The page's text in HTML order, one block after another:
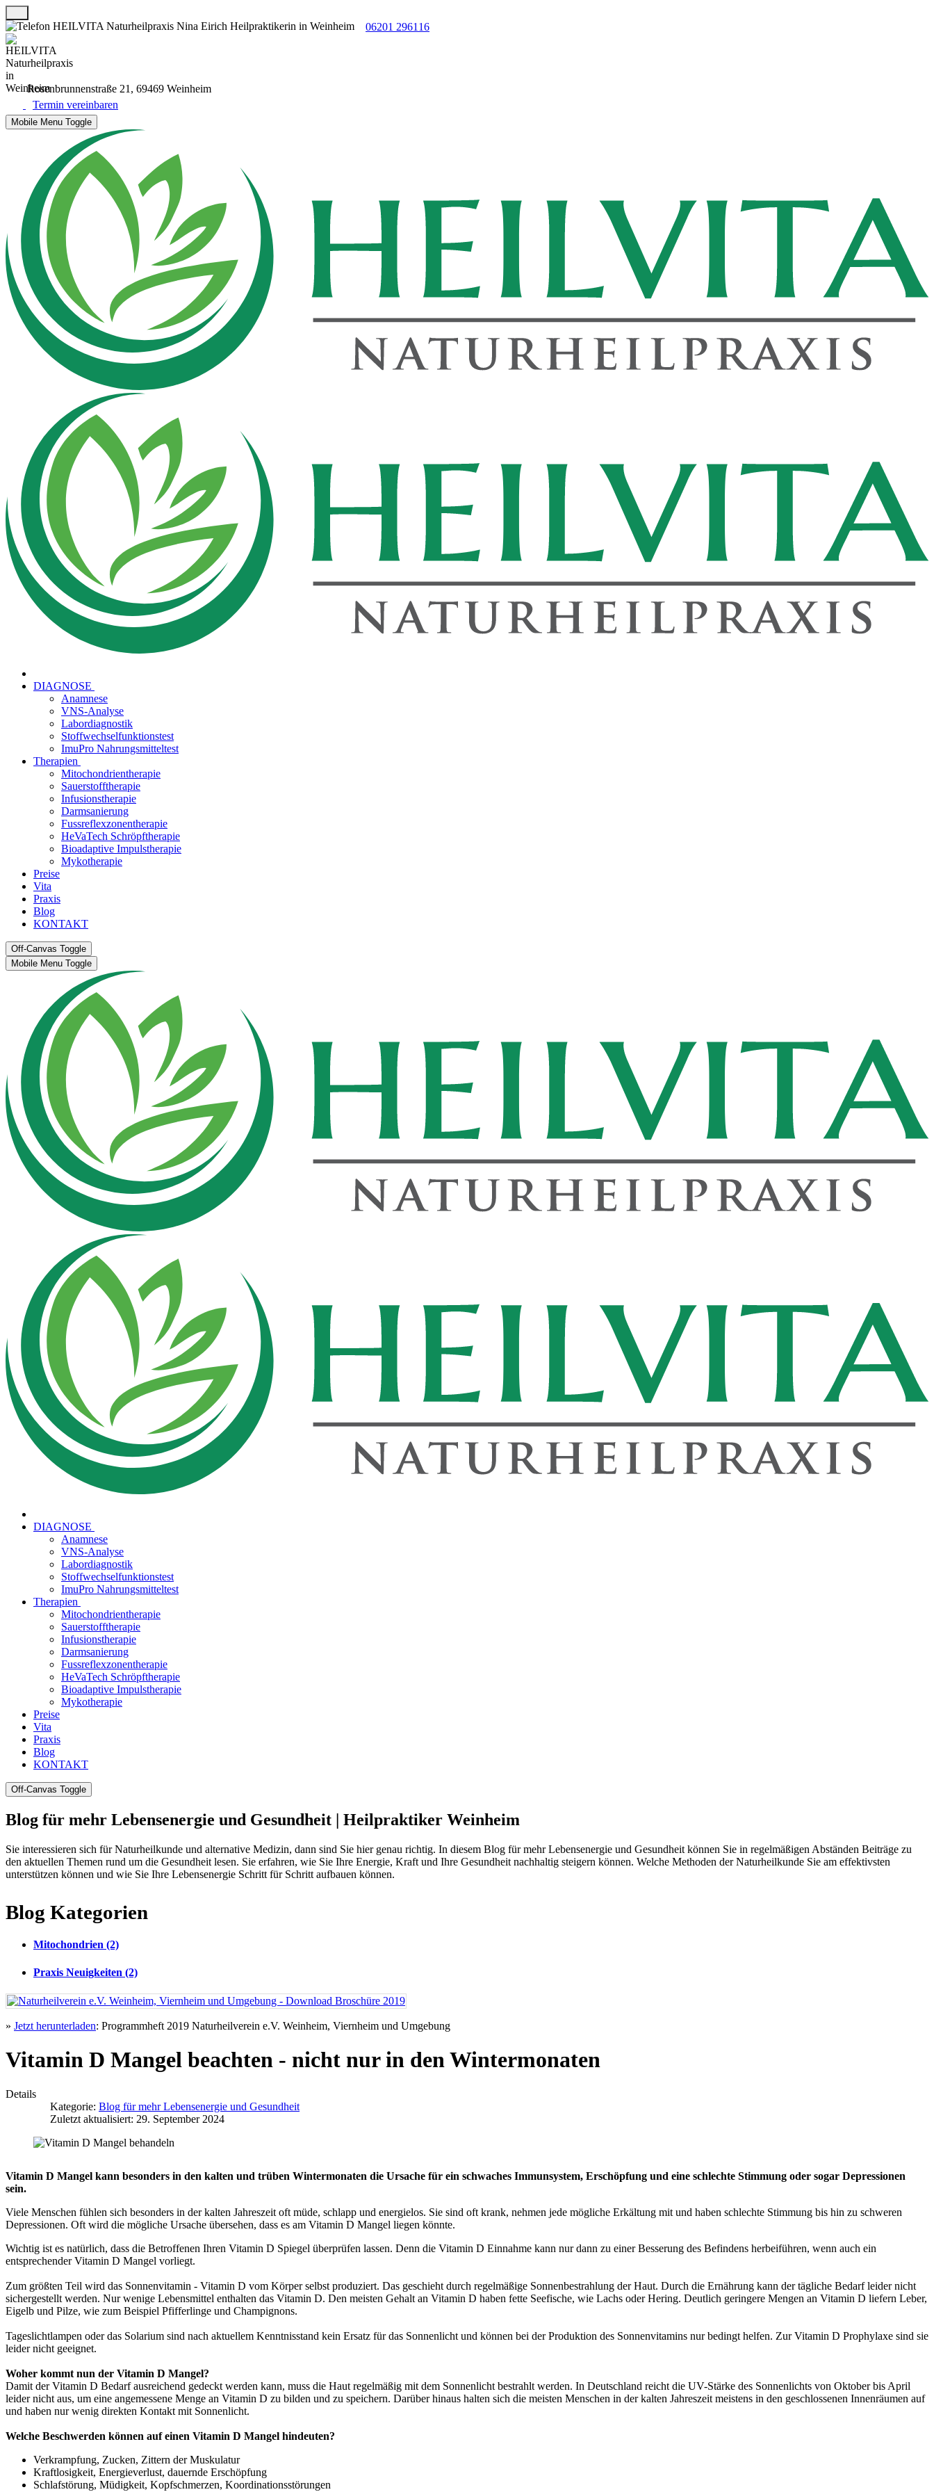
06201 296116
Rosenbrunnenstraße 21, 69469 Weinheim
Termin vereinbaren
Mobile Menu Toggle
DIAGNOSE
Anamnese
VNS-Analyse
Labordiagnostik
Stoffwechselfunktionstest
ImuPro Nahrungsmitteltest
Therapien
Mitochondrientherapie
Sauerstofftherapie
Infusionstherapie
Darmsanierung
Fussreflexzonentherapie
HeVaTech Schröpftherapie
Bioadaptive Impulstherapie
Mykotherapie
Preise
Vita
Praxis
Blog
KONTAKT
Off-Canvas Toggle
Mobile Menu Toggle
DIAGNOSE
Anamnese
VNS-Analyse
Labordiagnostik
Stoffwechselfunktionstest
ImuPro Nahrungsmitteltest
Therapien
Mitochondrientherapie
Sauerstofftherapie
Infusionstherapie
Darmsanierung
Fussreflexzonentherapie
HeVaTech Schröpftherapie
Bioadaptive Impulstherapie
Mykotherapie
Preise
Vita
Praxis
Blog
KONTAKT
Off-Canvas Toggle
Blog für mehr Lebensenergie und Gesundheit | Heilpraktiker Weinheim
Sie interessieren sich für Naturheilkunde und alternative Medizin, dann sind Sie hier genau richtig. In diesem Blog für mehr Lebensenergie und Gesundheit können Sie in regelmäßigen Abständen Beiträge zu
den aktuellen Themen rund um die Gesundheit lesen. Sie erfahren, wie Sie Ihre Energie, Kraft und Ihre Gesundheit nachhaltig steigern können. Welche Methoden der Naturheilkunde Sie am effektivsten
unterstützen können und wie Sie Ihre Lebensenergie Schritt für Schritt aufbauen können.
Blog Kategorien
Mitochondrien (2)
Praxis Neuigkeiten (2)
» Jetzt herunterladen: Programmheft 2019 Naturheilverein e.V. Weinheim, Viernheim und Umgebung
Vitamin D Mangel beachten - nicht nur in den Wintermonaten
Details
Kategorie: Blog für mehr Lebensenergie und Gesundheit
Zuletzt aktualisiert: 29. September 2024
Vitamin D Mangel kann besonders in den kalten und trüben Wintermonaten die Ursache für ein schwaches Immunsystem, Erschöpfung und eine schlechte Stimmung oder sogar Depressionen
sein.
Viele Menschen fühlen sich besonders in der kalten Jahreszeit oft müde, schlapp und energielos. Sie sind oft krank, nehmen jede mögliche Erkältung mit und haben schlechte Stimmung bis hin zu schweren
Depressionen. Oft wird die mögliche Ursache übersehen, dass es am Vitamin D Mangel liegen könnte.
Wichtig ist es natürlich, dass die Betroffenen Ihren Vitamin D Spiegel überprüfen lassen. Denn die Vitamin D Einnahme kann nur dann zu einer Besserung des Befindens herbeiführen, wenn auch ein
entsprechender Vitamin D Mangel vorliegt.
Zum größten Teil wird das Sonnenvitamin - Vitamin D vom Körper selbst produziert. Das geschieht durch regelmäßige Sonnenbestrahlung der Haut. Durch die Ernährung kann der tägliche Bedarf leider nicht
sichergestellt werden. Nur wenige Lebensmittel enthalten das Vitamin D. Den meisten Gehalt an Vitamin D haben fette Seefische, wie Lachs oder Hering. Deutlich geringere Mengen an Vitamin D liefern Leber,
Eigelb und Pilze, wie zum Beispiel Pfifferlinge und Champignons.
Tageslichtlampen oder das Solarium sind nach aktuellem Kenntnisstand kein Ersatz für das Sonnenlicht und können bei der Produktion des Sonnenvitamins nur bedingt helfen. Zur Vitamin D Prophylaxe sind sie
leider nicht geeignet.
Woher kommt nun der Vitamin D Mangel?
Damit der Vitamin D Bedarf ausreichend gedeckt werden kann, muss die Haut regelmäßig mit dem Sonnenlicht bestrahlt werden. In Deutschland reicht die UV-Stärke des Sonnenlichts von Oktober bis April
leider nicht aus, um eine angemessene Menge an Vitamin D zu bilden und zu speichern. Darüber hinaus halten sich die meisten Menschen in der kalten Jahreszeit meistens in den geschlossenen Innenräumen auf
und haben nur wenig direkten Kontakt mit Sonnenlicht.
Welche Beschwerden können auf einen Vitamin D Mangel hindeuten?
Verkrampfung, Zucken, Zittern der Muskulatur
Kraftlosigkeit, Energieverlust, dauernde Erschöpfung
Schlafstörung, Müdigkeit, Kopfschmerzen, Koordinationsstörungen